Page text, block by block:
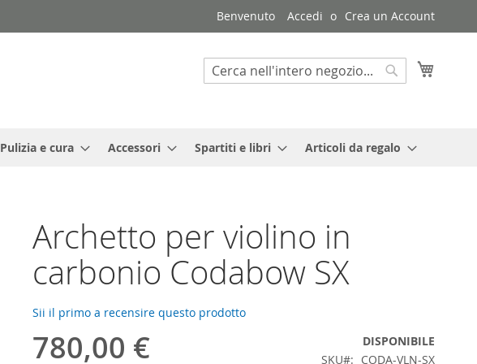
Benvenuto Accedi Crea un Account
Search
Pulizia e cura Accessori Spartiti e libri Articoli da regalo
Archetto per violino in
carbonio Codabow SX
Sii il primo a recensire questo prodotto
780,00 €
DISPONIBILE
SKU
CODA-VLN-SX